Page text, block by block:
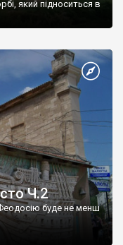
який підноситься в
Ч.2
буде не менш